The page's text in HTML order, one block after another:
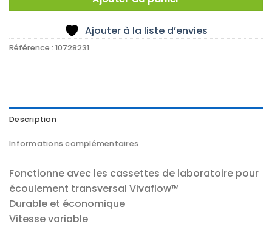
Ajouter à la liste d’envies
Référence : 10728231
Description
Informations complémentaires
Fonctionne avec les cassettes de laboratoire pour
écoulement transversal Vivaflow™
Durable et économique
Vitesse variable